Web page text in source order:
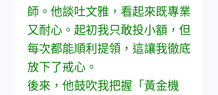
師。他談吐文雅，看起來既專業
又耐心。起初我只敢投小額，但
每次都能順利提領，這讓我徹底
放下了戒心。
後來，他鼓吹我把握「黃金機